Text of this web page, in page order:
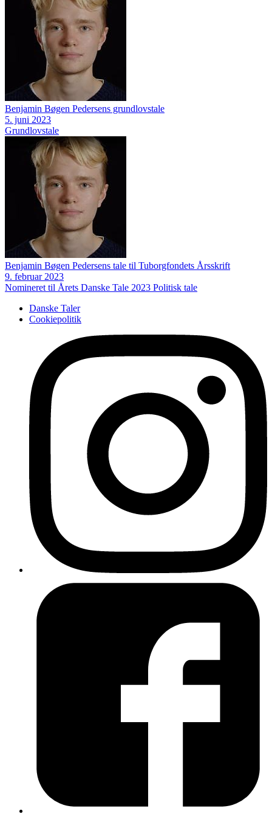
Benjamin Bøgen Pedersens grundlovstale
5. juni 2023
Grundlovstale
Benjamin Bøgen Pedersens tale til Tuborgfondets Årsskrift
9. februar 2023
Nomineret til Årets Danske Tale 2023 Politisk tale
Danske Taler
Cookiepolitik